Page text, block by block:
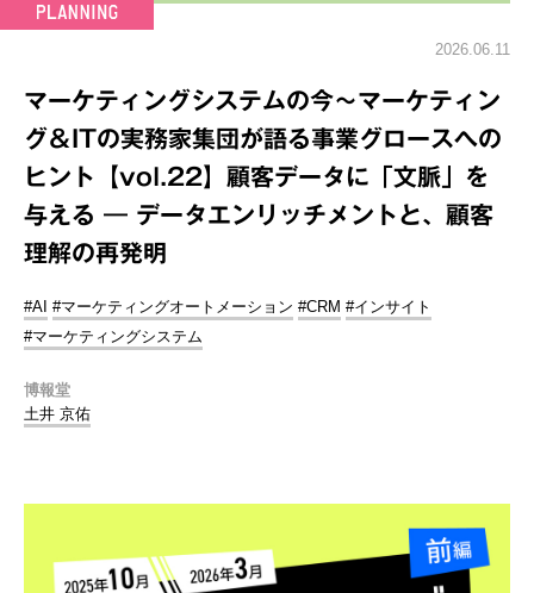
2026.06.11
マーケティングシステムの今～マーケティン
グ＆ITの実務家集団が語る事業グロースへの
ヒント【vol.22】顧客データに「文脈」を
与える ― データエンリッチメントと、顧客
理解の再発明
#AI #マーケティングオートメーション #CRM #インサイト
#マーケティングシステム
博報堂
土井 京佑